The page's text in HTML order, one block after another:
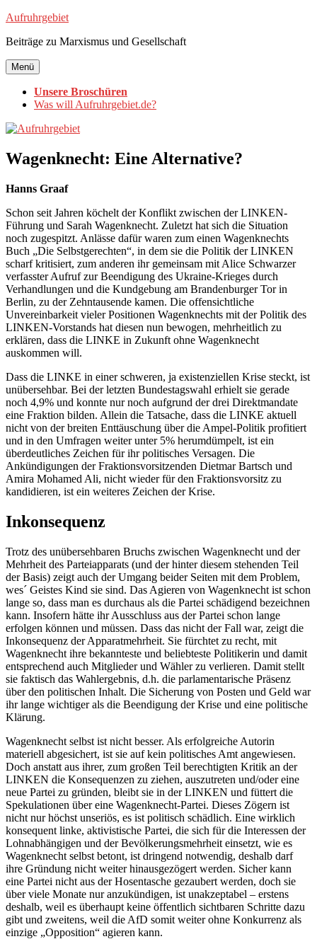
Zum
springen
Aufruhrgebiet
Beiträge zu Marxismus und Gesellschaft
Menü
Unsere Broschüren
Was will Aufruhrgebiet.de?
Wagenknecht: Eine Alternative?
Hanns Graaf
Schon seit Jahren köchelt der Konflikt zwischen der LINKEN-
Führung und Sarah Wagenknecht. Zuletzt hat sich die Situation
noch zugespitzt. Anlässe dafür waren zum einen Wagenknechts
Buch „Die Selbstgerechten“, in dem sie die Politik der LINKEN
scharf kritisiert, zum anderen ihr gemeinsam mit Alice Schwarzer
verfasster Aufruf zur Beendigung des Ukraine-Krieges durch
Verhandlungen und die Kundgebung am Brandenburger Tor in
Berlin, zu der Zehntausende kamen. Die offensichtliche
Unvereinbarkeit vieler Positionen Wagenknechts mit der Politik des
LINKEN-Vorstands hat diesen nun bewogen, mehrheitlich zu
erklären, dass die LINKE in Zukunft ohne Wagenknecht
auskommen will.
Dass die LINKE in einer schweren, ja existenziellen Krise steckt, ist
unübersehbar. Bei der letzten Bundestagswahl erhielt sie gerade
noch 4,9% und konnte nur noch aufgrund der drei Direktmandate
eine Fraktion bilden. Allein die Tatsache, dass die LINKE aktuell
nicht von der breiten Enttäuschung über die Ampel-Politik profitiert
und in den Umfragen weiter unter 5% herumdümpelt, ist ein
überdeutliches Zeichen für ihr politisches Versagen. Die
Ankündigungen der Fraktionsvorsitzenden Dietmar Bartsch und
Amira Mohamed Ali, nicht wieder für den Fraktionsvorsitz zu
kandidieren, ist ein weiteres Zeichen der Krise.
Inkonsequenz
Trotz des unübersehbaren Bruchs zwischen Wagenknecht und der
Mehrheit des Parteiapparats (und der hinter diesem stehenden Teil
der Basis) zeigt auch der Umgang beider Seiten mit dem Problem,
wes´ Geistes Kind sie sind. Das Agieren von Wagenknecht ist schon
lange so, dass man es durchaus als die Partei schädigend bezeichnen
kann. Insofern hätte ihr Ausschluss aus der Partei schon lange
erfolgen können und müssen. Dass das nicht der Fall war, zeigt die
Inkonsequenz der Apparatmehrheit. Sie fürchtet zu recht, mit
Wagenknecht ihre bekannteste und beliebteste Politikerin und damit
entsprechend auch Mitglieder und Wähler zu verlieren. Damit stellt
sie faktisch das Wahlergebnis, d.h. die parlamentarische Präsenz
über den politischen Inhalt. Die Sicherung von Posten und Geld war
ihr lange wichtiger als die Beendigung der Krise und eine politische
Klärung.
Wagenknecht selbst ist nicht besser. Als erfolgreiche Autorin
materiell abgesichert, ist sie auf kein politisches Amt angewiesen.
Doch anstatt aus ihrer, zum großen Teil berechtigten Kritik an der
LINKEN die Konsequenzen zu ziehen, auszutreten und/oder eine
neue Partei zu gründen, bleibt sie in der LINKEN und füttert die
Spekulationen über eine Wagenknecht-Partei. Dieses Zögern ist
nicht nur höchst unseriös, es ist politisch schädlich. Eine wirklich
konsequent linke, aktivistische Partei, die sich für die Interessen der
Lohnabhängigen und der Bevölkerungsmehrheit einsetzt, wie es
Wagenknecht selbst betont, ist dringend notwendig, deshalb darf
ihre Gründung nicht weiter hinausgezögert werden. Sicher kann
eine Partei nicht aus der Hosentasche gezaubert werden, doch sie
über viele Monate nur anzukündigen, ist unakzeptabel – erstens
deshalb, weil es überhaupt keine öffentlich sichtbaren Schritte dazu
gibt und zweitens, weil die AfD somit weiter ohne Konkurrenz als
einzige „Opposition“ agieren kann.